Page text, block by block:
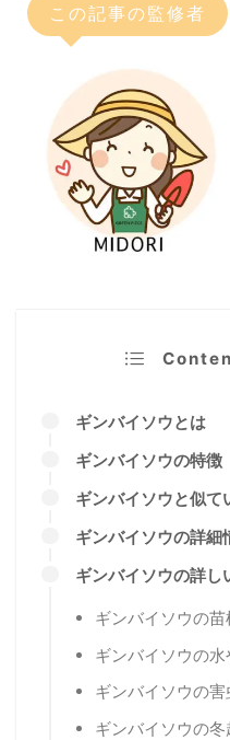
この記事の監修者
ギンバイソウとは
ギンバイソウの特徴
ギンバイソウと似て
ギンバイソウの詳細
ギンバイソウの詳し
ギンバイソウの苗
ギンバイソウの
ギンバイソウの
ギンバイソウの冬